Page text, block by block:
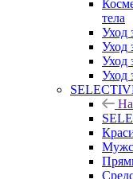
тела
Уход
Уход
Уход
Уход